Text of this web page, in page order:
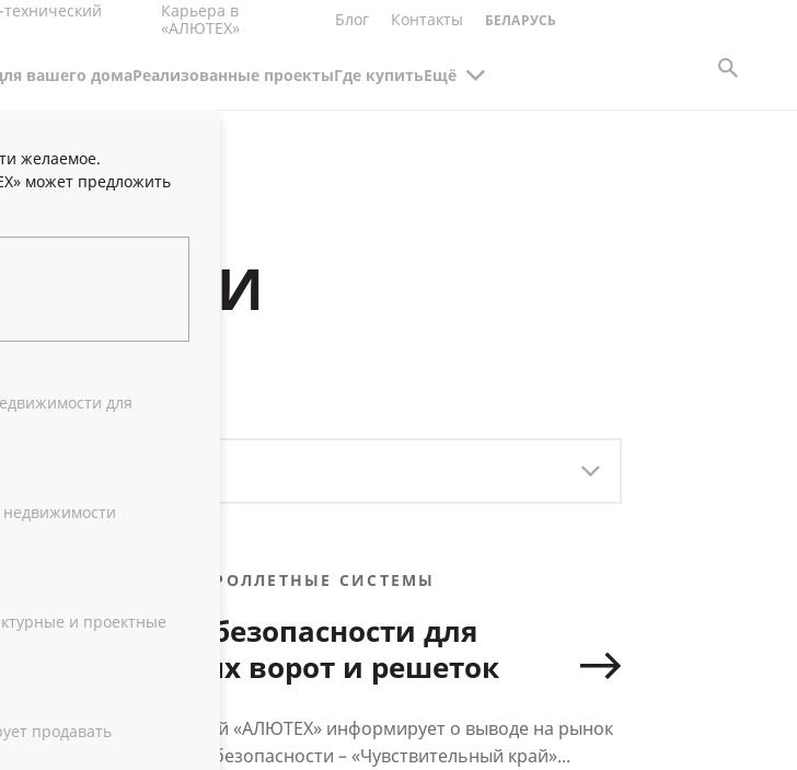
Карьера в
«АЛЮТЕХ» Блог Контакты БЕЛАРУСЬ
желаемое.
может предложить
для
и проектные
продавать
вашего домаРеализованные проектыГде купитьЕщё
ТЕМА
РОЛЛЕТНЫЕ СИСТЕМЫ
Система безопасности для
роллетных ворот и решеток
Группа компаний «АЛЮТЕХ» информирует о выводе на рынок
новой системы безопасности – «Чувствительный край»...